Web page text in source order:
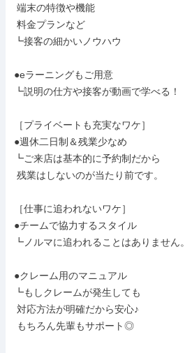
┗接客の細かいノウハウ
●eラーニングもご用意
┗説明の仕方や接客が動画で学べる！
［プライベートも充実なワケ］
●週休二日制＆残業少なめ
┗ご来店は基本的に予約制だから
［仕事に追われないワケ］
●チームで協力するスタイル
┗ノルマに追われることはありません。
●クレーム用のマニュアル
┗もしクレームが発生しても